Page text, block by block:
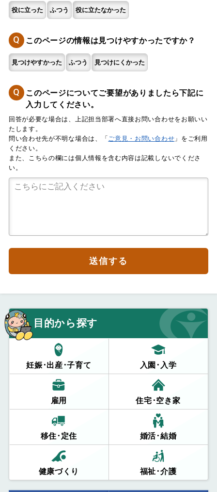
役に立った ふつう 役に立たなかった
Q このページの情報は見つけやすかったですか？
見つけやすかった ふつう 見つけにくかった
Q
このページについてご要望がありましたら下記に
入力してください。
回答が必要な場合は、上記担当部署へ直接お問い合わせをお願いい
たします。
問い合わせ先が不明な場合は、「 ご意見・お問い合わせ 」をご利用
ください。
また、こちらの欄には個人情報を含む内容は記載しないでくださ
い。
送信する
目的から探す
妊娠･出産･子育て 入園･入学
雇用 住宅･空き家
移住･定住 婚活･結婚
健康づくり 福祉･介護